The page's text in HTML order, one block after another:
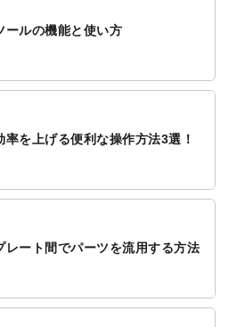
品】クリアファイルが作成できるよ
。
追加しました。
した。
スターのデザインテンプレートを公
成からポスティング配布注文まで
ールの機能と使い方
率を上げる便利な操作方法3選！
レート間でパーツを流用する方法